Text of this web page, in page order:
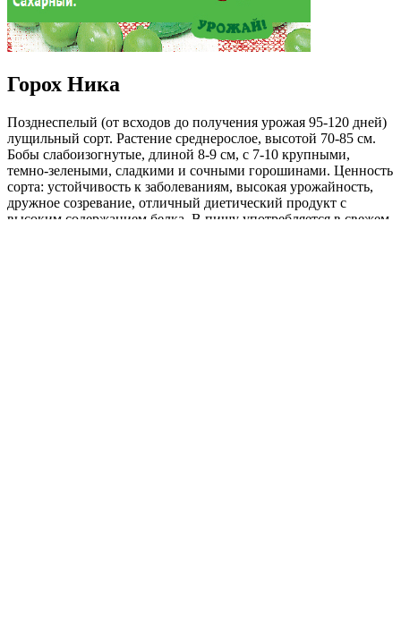
Горох Ника
Позднеспелый (от всходов до получения урожая 95-120 дней)
лущильный сорт. Растение среднерослое, высотой 70-85 см.
Бобы слабоизогнутые, длиной 8-9 см, с 7-10 крупными,
темно-зелеными, сладкими и сочными горошинами. Ценность
сорта: устойчивость к заболеваниям, высокая урожайность,
дружное созревание, отличный диетический продукт с
высоким содержанием белка. В пищу употребляется в свежем